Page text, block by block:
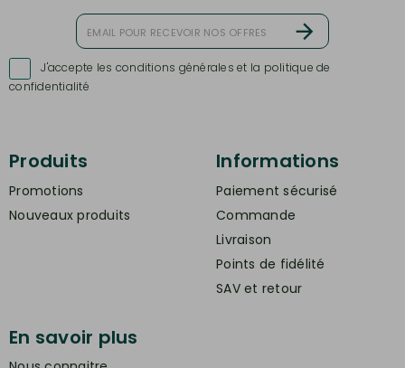
J'accepte les conditions générales et la politique de
confidentialité
Produits
Promotions
Nouveaux produits
Informations
Paiement sécurisé
Commande
Livraison
Points de fidélité
SAV et retour
En savoir plus